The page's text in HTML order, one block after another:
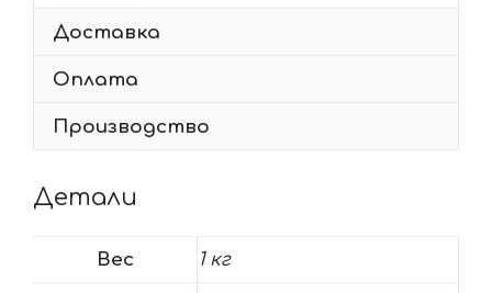
250
Доставка
Оплата
Производство
Детали
Вес 1 кг